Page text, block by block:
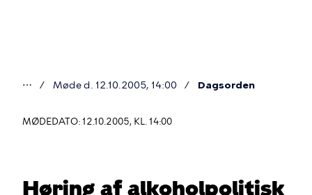
er
⋯ Møde d. 12.10.2005, 14:00 Dagsorden
MØDEDATO: 12.10.2005, KL. 14:00
Høring af alkoholpolitisk